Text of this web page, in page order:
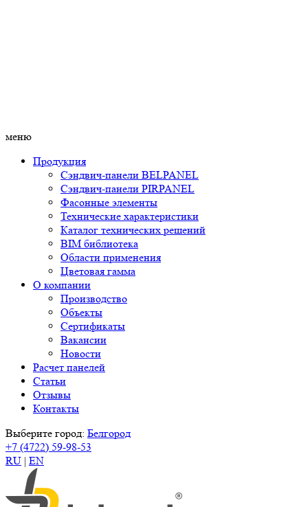
меню
Продукция
Сэндвич-панели BELPANEL
Сэндвич-панели PIRPANEL
Фасонные элементы
Технические характеристики
Каталог технических решений
BIM библиотека
Области применения
Цветовая гамма
О компании
Производство
Объекты
Сертификаты
Вакансии
Новости
Расчет панелей
Статьи
Отзывы
Контакты
Выберите город: Белгород
+7 (4722) 59-98-53
RU | EN